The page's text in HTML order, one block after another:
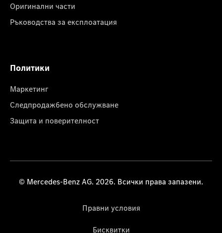
Оригинални части
Ръководства за експлоатация
Политики
Маркетинг
Следпродажбено обслужване
Защита и поверителност
© Mercedes-Benz AG. 2026. Всички права запазени.
Правни условия
Бисквитки